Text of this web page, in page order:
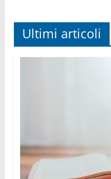
muri
Il
Ultimi articoli